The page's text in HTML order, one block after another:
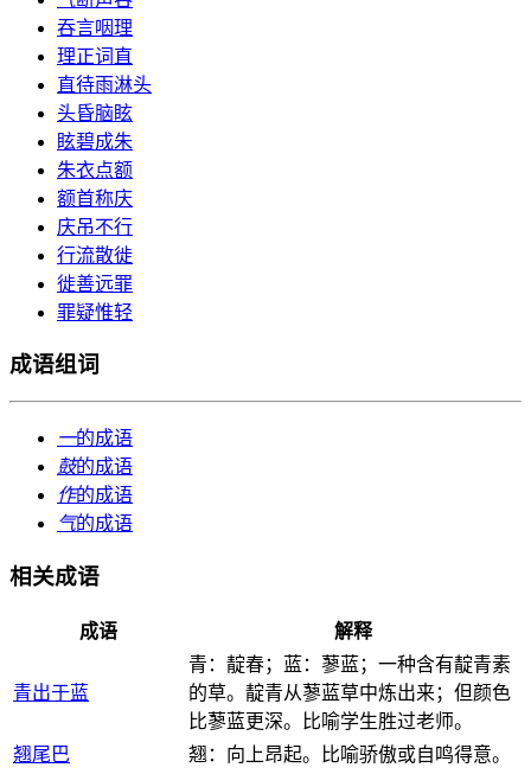
吞言咽理
理正词直
直待雨淋头
头昏脑眩
眩碧成朱
朱衣点额
额首称庆
庆吊不行
行流散徙
徙善远罪
罪疑惟轻
成语组词
一的成语
鼓的成语
作的成语
气的成语
相关成语
成语 解释
青出于蓝
青：靛春；蓝：蓼蓝；一种含有靛青素
的草。靛青从蓼蓝草中炼出来；但颜色
比蓼蓝更深。比喻学生胜过老师。
翘尾巴
翘：向上昂起。比喻骄傲或自鸣得意。